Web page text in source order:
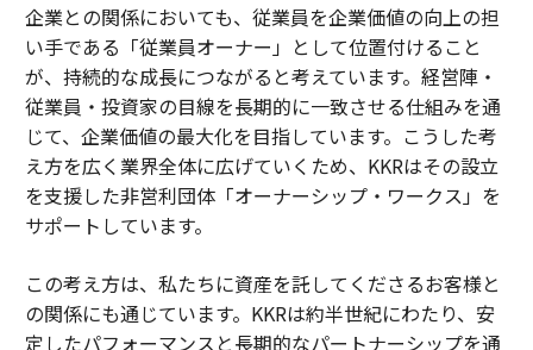
企業との関係においても、従業員を企業価値の向上の担
い手である「従業員オーナー」として位置付けること
が、持続的な成長につながると考えています。経営陣・
従業員・投資家の目線を長期的に一致させる仕組みを通
じて、企業価値の最大化を目指しています。こうした考
え方を広く業界全体に広げていくため、KKRはその設立
を支援した非営利団体「オーナーシップ・ワークス」を
サポートしています。
この考え方は、私たちに資産を託してくださるお客様と
の関係にも通じています。KKRは約半世紀にわたり、安
定したパフォーマンスと長期的なパートナーシップを通